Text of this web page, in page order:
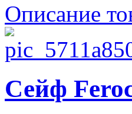
Описание
Сейф